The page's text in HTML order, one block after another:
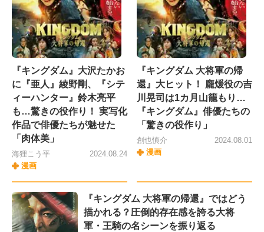
『キングダム』大沢たかお
に『亜人』綾野剛、『シテ
ィーハンター』鈴木亮平
も…驚きの役作り！ 実写化
作品で俳優たちが魅せた
「肉体美」
海狸こう平
漫画
2024.08.24
『キングダム 大将軍の帰
還』大ヒット！ 龐煖役の吉
川晃司は1カ月山籠もり…
『キングダム』俳優たちの
「驚きの役作り」
創也慎介
漫画
2024.08.01
『キングダム 大将軍の帰還』ではどう
描かれる？圧倒的存在感を誇る大将
軍・王騎の名シーンを振り返る